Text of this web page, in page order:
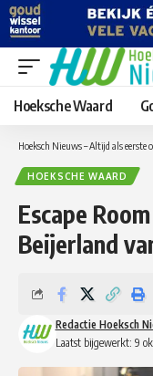
Hoeksche Waard
Hoeksch Nieuws – Altijd als eerste
HOEKSCHE WAARD
Escape
Beijerland
Laatst bijgewerkt: 9
Redactie Hoeksch